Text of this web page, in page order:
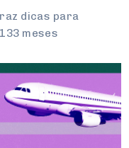
dicas para
meses